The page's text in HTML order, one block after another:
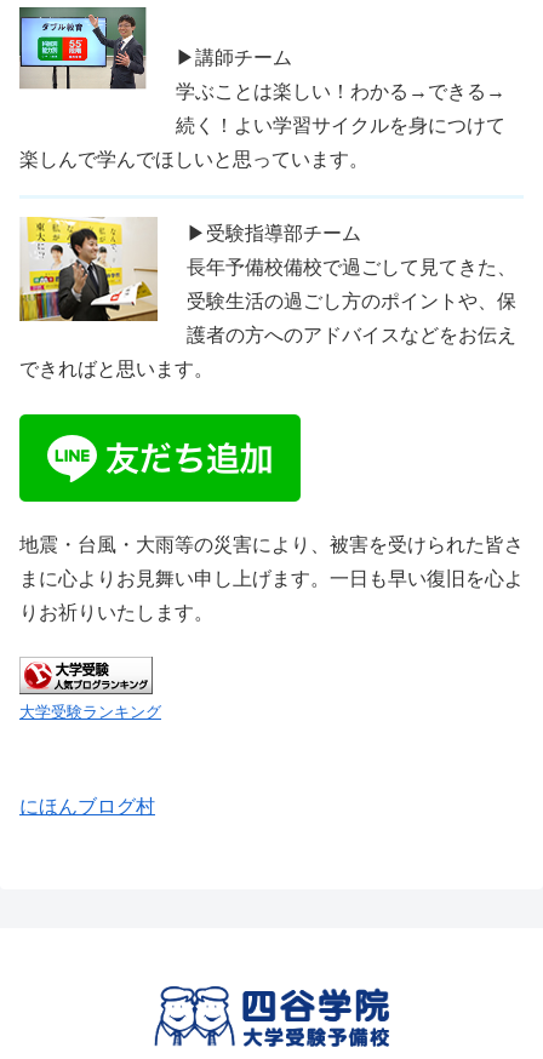
▶講師チーム
学ぶことは楽しい！わかる→できる→
続く！よい学習サイクルを身につけて
楽しんで学んでほしいと思っています。
▶受験指導部チーム
長年予備校備校で過ごして見てきた、
受験生活の過ごし方のポイントや、保
護者の方へのアドバイスなどをお伝え
できればと思います。
地震・台風・大雨等の災害により、被害を受けられた皆さ
まに心よりお見舞い申し上げます。一日も早い復旧を心よ
りお祈りいたします。
大学受験ランキング
にほんブログ村